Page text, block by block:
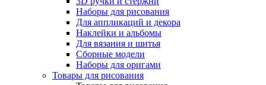
Наборы для рисования
Для аппликаций и декора
Наклейки и альбомы
Для вязания и шитья
Сборные модели
Наборы для оригами
Товары для рисования